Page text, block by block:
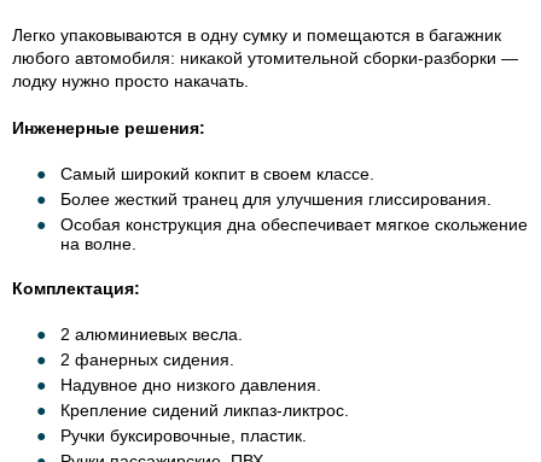
Легко упаковываются в одну сумку и помещаются в багажник
любого автомобиля: никакой утомительной сборки-разборки —
лодку нужно просто накачать.
Инженерные решения:
Самый широкий кокпит в своем классе.
Более жесткий транец для улучшения глиссирования.
Особая конструкция дна обеспечивает мягкое скольжение
на волне.
Комплектация:
2 алюминиевых весла.
2 фанерных сидения.
Надувное дно низкого давления.
Крепление сидений ликпаз-ликтрос
Ручки буксировочные, пластик.